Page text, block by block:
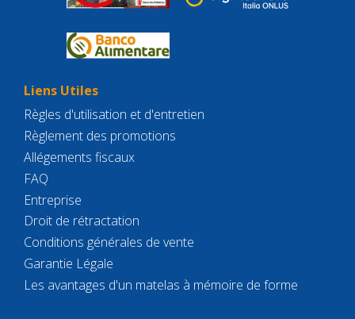
Liens Utiles
Règles d'utilisation et d'entretien
Règlement des promotions
Allégements fiscaux
FAQ
Entreprise
Droit de rétractation
Conditions générales de vente
Garantie Légale
Les avantages d'un matelas à mémoire de forme